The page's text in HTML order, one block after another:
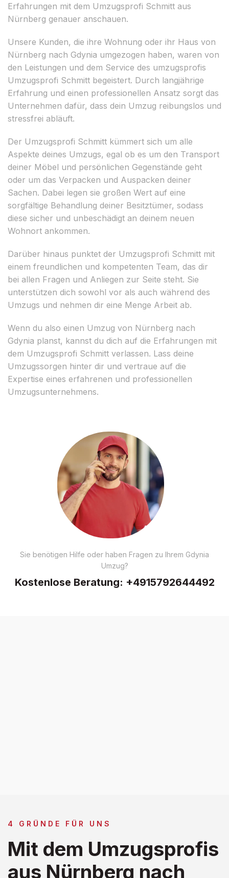
Erfahrungen mit dem Umzugsprofi Schmitt aus
Nürnberg genauer anschauen.
Unsere Kunden, die ihre Wohnung oder ihr Haus von
Nürnberg nach Gdynia umgezogen haben, waren von
den Leistungen und dem Service des umzugsprofis
Umzugsprofi Schmitt begeistert. Durch langjährige
Erfahrung und einen professionellen Ansatz sorgt das
Unternehmen dafür, dass dein Umzug reibungslos und
stressfrei abläuft.
Der Umzugsprofi Schmitt kümmert sich um alle
Aspekte deines Umzugs, egal ob es um den Transport
deiner Möbel und persönlichen Gegenstände geht
oder um das Verpacken und Auspacken deiner
Sachen. Dabei legen sie großen Wert auf eine
sorgfältige Behandlung deiner Besitztümer, sodass
diese sicher und unbeschädigt an deinem neuen
Wohnort ankommen.
Darüber hinaus punktet der Umzugsprofi Schmitt mit
einem freundlichen und kompetenten Team, das dir
bei allen Fragen und Anliegen zur Seite steht. Sie
unterstützen dich sowohl vor als auch während des
Umzugs und nehmen dir eine Menge Arbeit ab.
Wenn du also einen Umzug von Nürnberg nach
Gdynia planst, kannst du dich auf die Erfahrungen mit
dem Umzugsprofi Schmitt verlassen. Lass deine
Umzugssorgen hinter dir und vertraue auf die
Expertise eines erfahrenen und professionellen
Umzugsunternehmens.
Sie benötigen Hilfe oder haben Fragen zu Ihrem Gdynia
Umzug?
Kostenlose Beratung: +4915792644492
4 GRÜNDE FÜR UNS
Mit dem Umzugsprofis
aus Nürnberg nach